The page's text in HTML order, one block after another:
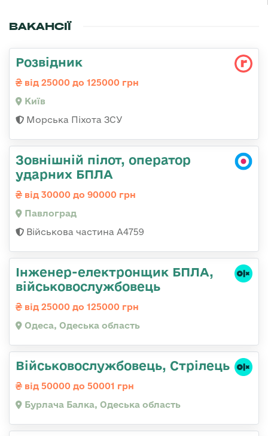
ВАКАНСІЇ
Розвідник
від 25000 до 125000 грн
Київ
Морська Піхота ЗСУ
Зовнішній пілот, оператор
ударних БПЛА
від 30000 до 90000 грн
Павлоград
Військова частина А4759
Інженер-електронщик БПЛА,
військовослужбовець
від 25000 до 125000 грн
Одеса, Одеська область
Військовослужбовець, Стрілець
від 50000 до 50001 грн
Бурлача Балка, Одеська область